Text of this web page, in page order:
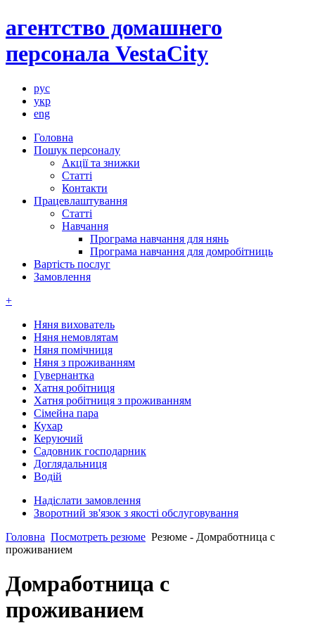
агентство домашнего
персонала VestaCity
рус
укр
eng
Головна
Пошук персоналу
Акції та знижки
Статті
Контакти
Працевлаштування
Статті
Навчання
Програма навчання для нянь
Програма навчання для домробітниць
Вартість послуг
Замовлення
+
Няня вихователь
Няня немовлятам
Няня помічниця
Няня з проживанням
Гувернантка
Хатня робітниця
Хатня робітниця з проживанням
Сімейна пара
Кухар
Керуючий
Садовник господарник
Доглядальниця
Водій
Надіслати замовлення
Зворотний зв'язок з якості обслуговування
Головна Посмотреть резюме Резюме - Домработница с
проживанием
Домработница с
проживанием